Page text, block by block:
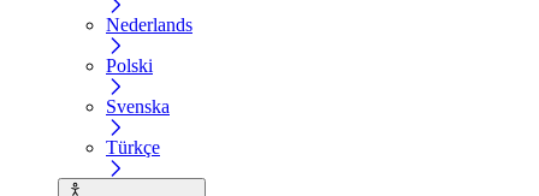
Nederlands
Polski
Svenska
Türkçe